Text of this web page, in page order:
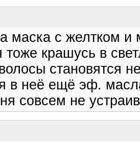
маска с желтком
тоже крашусь в
становятся
в неё ещё эф.
совсем не